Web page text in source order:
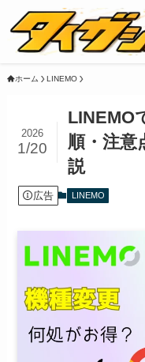
ホーム LINEMO
LINEMO
順・注意
説
2026
1/20
広告 LINEMO